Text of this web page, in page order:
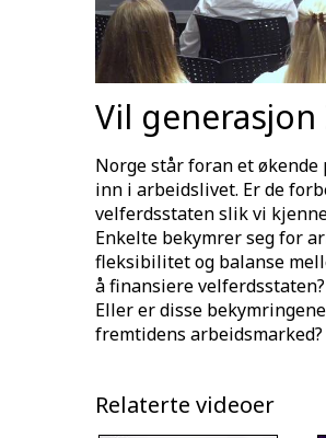
Vil
Norge står foran et økende
inn i arbeidslivet. Er de
velferdsstaten slik vi
Enkelte bekymrer seg for
fleksibilitet og balanse
å finansiere
Eller er disse
fremtidens
Relaterte videoer